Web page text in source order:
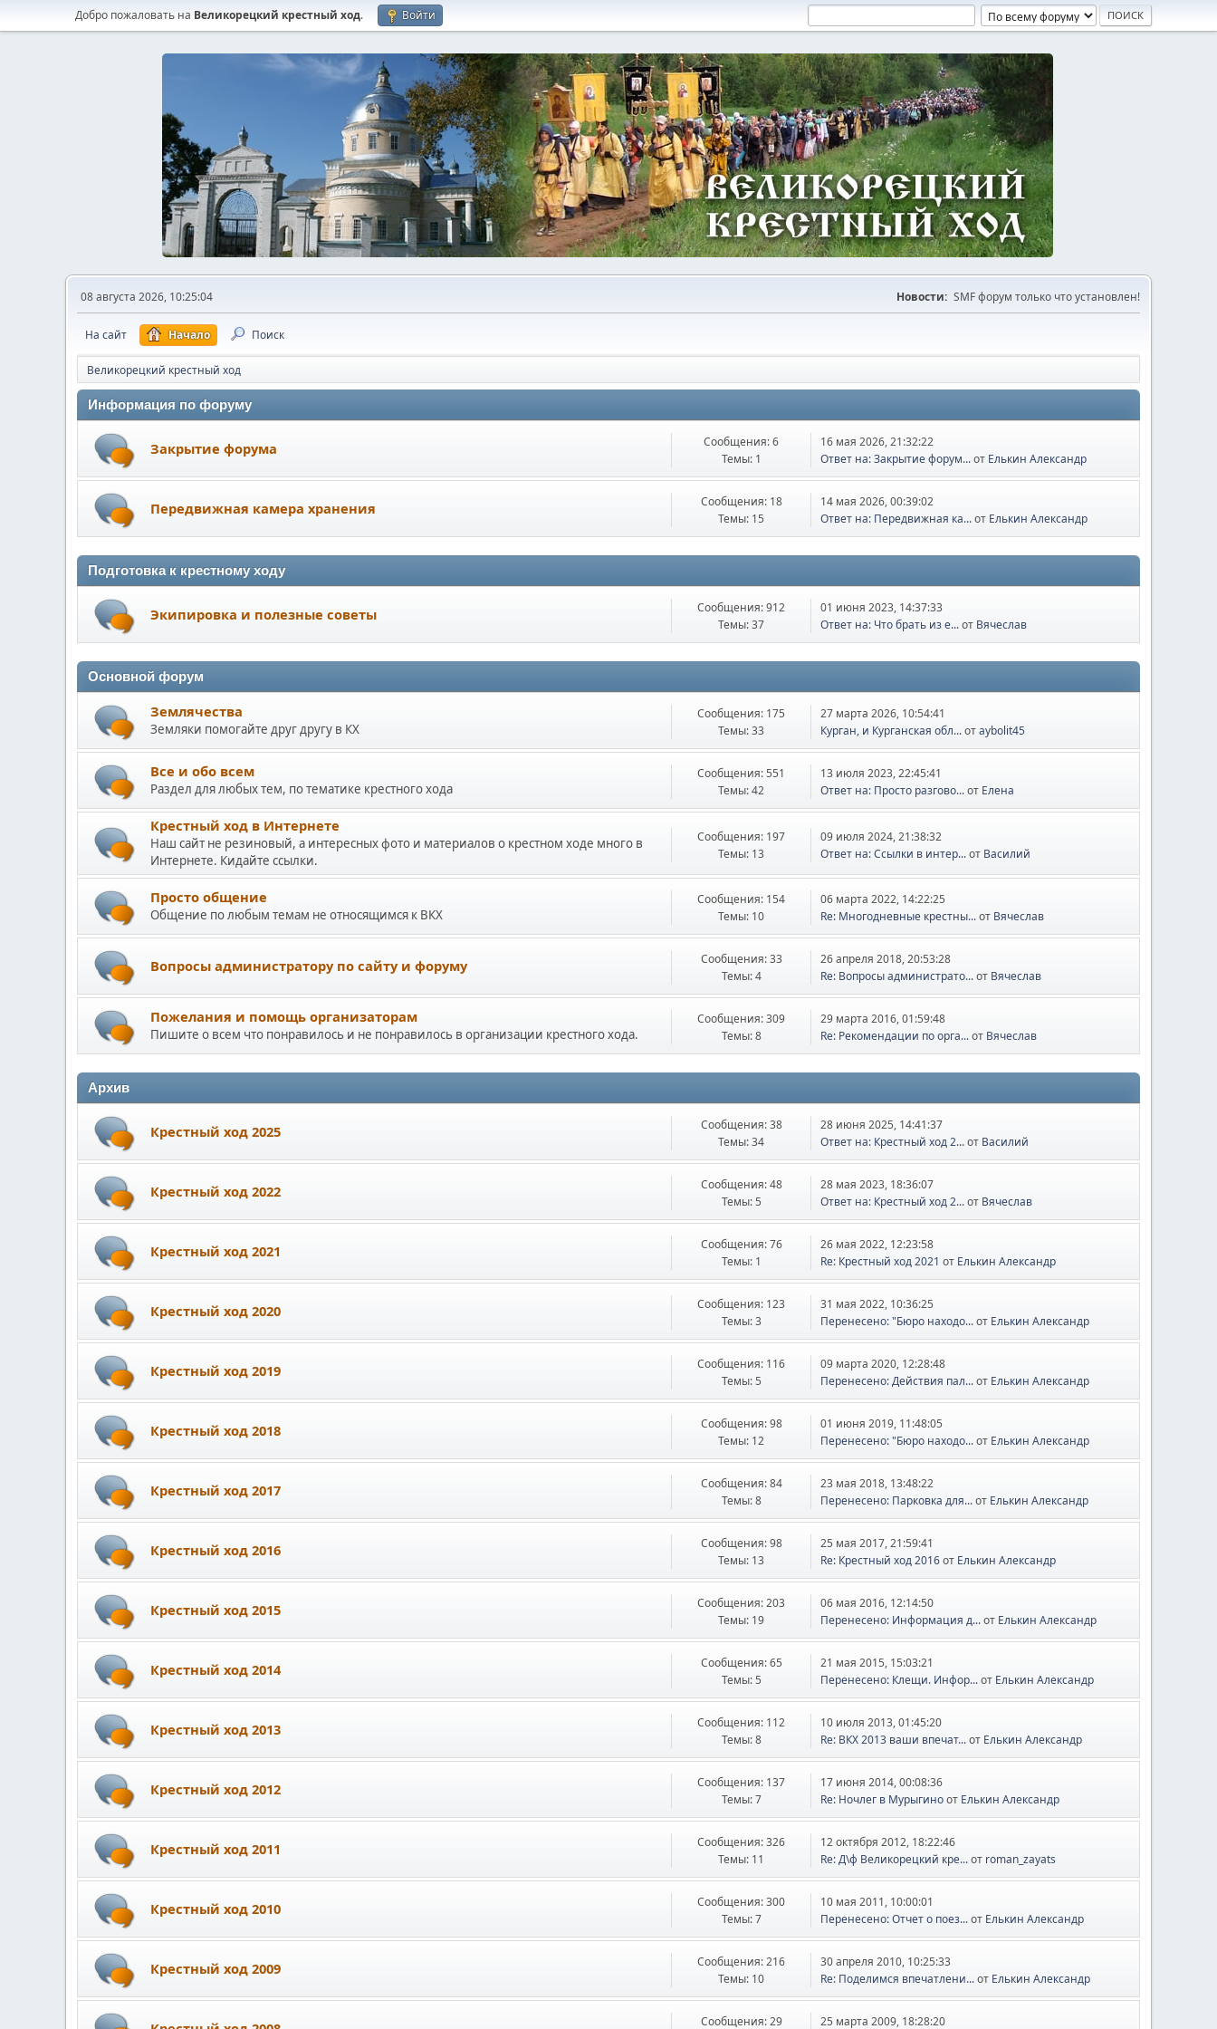
Добро пожаловать на Великорецкий крестный ход. Войти
08 августа 2026, 10:25:04 Новости: SMF форум только что установлен!
На сайт Начало Поиск
Великорецкий крестный ход
Информация по форуму
Закрытие форума
Сообщения: 6
Темы: 1
16 мая 2026, 21:32:22
Ответ на: Закрытие форум...от Елькин Александр
Передвижная камера хранения
Сообщения: 18
Темы: 15
14 мая 2026, 00:39:02
Ответ на: Передвижная ка...от Елькин Александр
Подготовка к крестному ходу
Экипировка и полезные советы
Сообщения: 912
Темы: 37
01 июня 2023, 14:37:33
Ответ на: Что брать из е...от Вячеслав
Основной форум
Землячества
Земляки помогайте друг другу в КХ
Сообщения: 175
Темы: 33
27 марта 2026, 10:54:41
Курган, и Курганская обл...отaybolit45
Все и обо всем
Раздел для любых тем, по тематике крестного хода
Сообщения: 551
Темы: 42
13 июля 2023, 22:45:41
Ответ на: Просто разгово...от Елена
Крестный ход в Интернете
Наш сайт не резиновый, а интересных фото и материалов о крестном ходе много в
Интернете. Кидайте ссылки.
Сообщения: 197
Темы: 13
09 июля 2024, 21:38:32
Ответ на: Ссылки в интер...от Василий
Просто общение
Общение по любым темам не относящимся к ВКХ
Сообщения: 154
Темы: 10
06 марта 2022, 14:22:25
Re: Многодневные крестны...от Вячеслав
Вопросы администратору по сайту и форуму
Сообщения: 33
Темы: 4
26 апреля 2018, 20:53:28
Re: Вопросы администрато...от Вячеслав
Пожелания и помощь организаторам
Пишите о всем что понравилось и не понравилось в организации крестного хода.
Сообщения: 309
Темы: 8
29 марта 2016, 01:59:48
Re: Рекомендации по орга...от Вячеслав
Архив
Крестный ход 2025
Сообщения: 38
Темы: 34
28 июня 2025, 14:41:37
Ответ на: Крестный ход 2...от Василий
Крестный ход 2022
Сообщения: 48
Темы: 5
28 мая 2023, 18:36:07
Ответ на: Крестный ход 2...от Вячеслав
Крестный ход 2021
Сообщения: 76
Темы: 1
26 мая 2022, 12:23:58
Re: Крестный ход 2021 от Елькин Александр
Крестный ход 2020
Сообщения: 123
Темы: 3
31 мая 2022, 10:36:25
Перенесено: "Бюро находо...от Елькин Александр
Крестный ход 2019
Сообщения: 116
Темы: 5
09 марта 2020, 12:28:48
Перенесено: Действия пал...от Елькин Александр
Крестный ход 2018
Сообщения: 98
Темы: 12
01 июня 2019, 11:48:05
Перенесено: "Бюро находо...от Елькин Александр
Крестный ход 2017
Сообщения: 84
Темы: 8
23 мая 2018, 13:48:22
Перенесено: Парковка для...от Елькин Александр
Крестный ход 2016
Сообщения: 98
Темы: 13
25 мая 2017, 21:59:41
Re: Крестный ход 2016от Елькин Александр
Крестный ход 2015
Сообщения: 203
Темы: 19
06 мая 2016, 12:14:50
Перенесено: Информация д...от Елькин Александр
Крестный ход 2014
Сообщения: 65
Темы: 5
21 мая 2015, 15:03:21
Перенесено: Клещи. Инфор...от Елькин Александр
Крестный ход 2013
Сообщения: 112
Темы: 8
10 июля 2013, 01:45:20
Re: ВКХ 2013 ваши впечат...от Елькин Александр
Крестный ход 2012
Сообщения: 137
Темы: 7
17 июня 2014, 00:08:36
Re: Ночлег в Мурыгиноот Елькин Александр
Крестный ход 2011
Сообщения: 326
Темы: 11
12 октября 2012, 18:22:46
Re: Д\ф Великорецкий кре...от roman_zayats
Крестный ход 2010
Сообщения: 300
Темы: 7
10 мая 2011, 10:00:01
Перенесено: Отчет о поез...от Елькин Александр
Крестный ход 2009
Сообщения: 216
Темы: 10
30 апреля 2010, 10:25:33
Re: Поделимся впечатлени...от Елькин Александр
Сообщения: 29 25 марта 2009, 18:28:20